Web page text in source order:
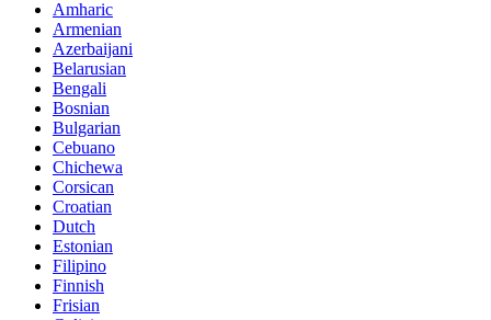
Amharic
Armenian
Azerbaijani
Belarusian
Bengali
Bosnian
Bulgarian
Cebuano
Chichewa
Corsican
Croatian
Dutch
Estonian
Filipino
Finnish
Frisian